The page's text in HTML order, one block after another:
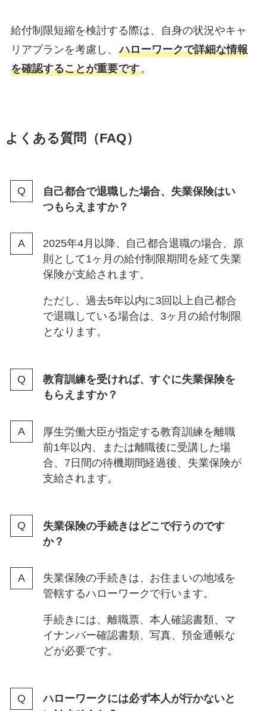
給付制限短縮を検討する際は、自身の状況やキャ
リアプランを考慮し、 ハローワークで詳細な情報
を確認することが重要です。
よくある質問（FAQ）
自己都合で退職した場合、失業保険はい
つもらえますか？
2025年4月以降、自己都合退職の場合、原
則として1ヶ月の給付制限期間を経て失業
保険が支給されます。
ただし、過去5年以内に3回以上自己都合
で退職している場合は、3ヶ月の給付制限
となります。
教育訓練を受ければ、すぐに失業保険を
もらえますか？
厚生労働大臣が指定する教育訓練を離職
前1年以内、または離職後に受講した場
合、7日間の待機期間経過後、失業保険が
支給されます。
失業保険の手続きはどこで行うのです
か？
失業保険の手続きは、お住まいの地域を
管轄するハローワークで行います。
手続きには、離職票、本人確認書類、マ
イナンバー確認書類、写真、預金通帳な
どが必要です。
ハローワークには必ず本人が行かないと